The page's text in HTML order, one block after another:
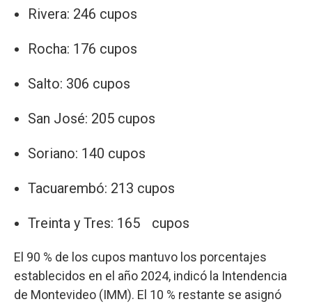
Rivera: 246 cupos
Rocha: 176 cupos
Salto: 306 cupos
San José: 205 cupos
Soriano: 140 cupos
Tacuarembó: 213 cupos
Treinta y Tres: 165 cupos
El 90 % de los cupos mantuvo los porcentajes
establecidos en el año 2024, indicó la Intendencia
de Montevideo (IMM). El 10 % restante se asignó